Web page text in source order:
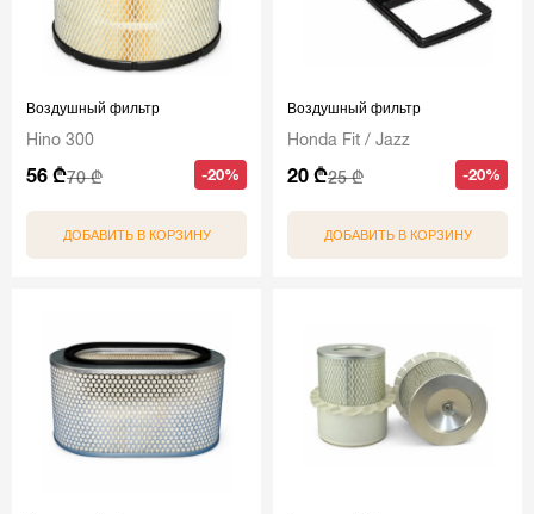
Воздушный фильтр
Hino 300
56 ₾70 ₾ -20%
ДОБАВИТЬ В КОРЗИНУ
Воздушный фильтр
Honda Fit / Jazz
20 ₾25 ₾ -20%
ДОБАВИТЬ В КОРЗИНУ